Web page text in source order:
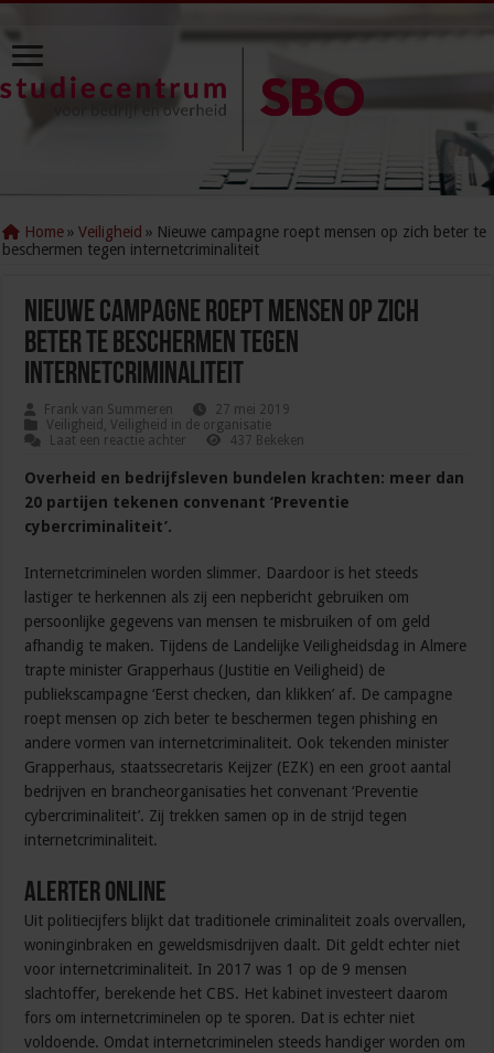
Home » Veiligheid » Nieuwe campagne roept mensen op zich beter te
beschermen tegen internetcriminaliteit
Nieuwe campagne roept mensen op zich
beter te beschermen tegen
internetcriminaliteit
Frank van Summeren
27 mei 2019
Veiligheid ,Veiligheid in de organisatie
Laat een reactie achter
437 Bekeken
Overheid en bedrijfsleven bundelen krachten: meer dan
20 partijen tekenen convenant ‘Preventie
cybercriminaliteit’.
Internetcriminelen worden slimmer. Daardoor is het steeds
lastiger te herkennen als zij een nepbericht gebruiken om
persoonlijke gegevens van mensen te misbruiken of om geld
afhandig te maken. Tijdens de Landelijke Veiligheidsdag in Almere
trapte minister Grapperhaus (Justitie en Veiligheid) de
publiekscampagne ‘Eerst checken, dan klikken’ af. De campagne
roept mensen op zich beter te beschermen tegen phishing en
andere vormen van internetcriminaliteit. Ook tekenden minister
Grapperhaus, staatssecretaris Keijzer (EZK) en een groot aantal
bedrijven en brancheorganisaties het convenant ‘Preventie
cybercriminaliteit’. Zij trekken samen op in de strijd tegen
internetcriminaliteit.
Alerter online
Uit politiecijfers blijkt dat traditionele criminaliteit zoals overvallen,
woninginbraken en geweldsmisdrijven daalt. Dit geldt echter niet
voor internetcriminaliteit. In 2017 was 1 op de 9 mensen
slachtoffer, berekende het CBS. Het kabinet investeert daarom
fors om internetcriminelen op te sporen. Dat is echter niet
voldoende. Omdat internetcriminelen steeds handiger worden om